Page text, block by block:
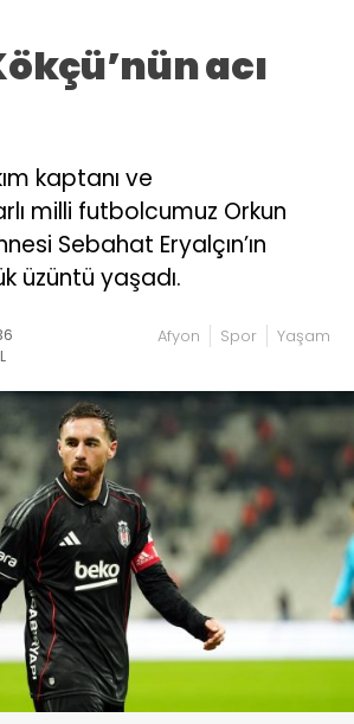
acı
kaptanı ve
milli futbolcumuz Orkun
Sebahat Eryalçın’ın
üzüntü yaşadı.
Afyon Spor Yaşam